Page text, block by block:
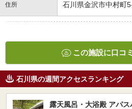
住所 石川県金沢市中村町
この施設に口コ
石川県の週間アクセスランキング
露天風呂・大浴殿 アパ